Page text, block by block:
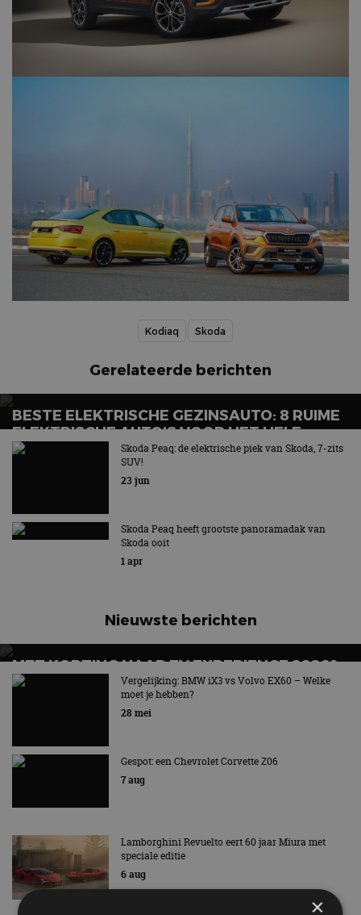
Kodiaq Skoda
Gerelateerde berichten
BESTE ELEKTRISCHE GEZINSAUTO: 8 RUIME
ELEKTRISCHE AUTO’S VOOR HET HELE
GEZIN
Wat is de beste elektrische gezinsauto voor grote
Skoda Peaq: de elektrische piek van Skoda, 7-zits
SUV!
23 jun
Skoda Peaq heeft grootste panoramadak van
Skoda ooit
1 apr
Nieuwste berichten
MET KORTING NAAR EV EXPERIENCE 2026?
AUTORAI REGELT HET!
EV Experience 2026 van 24 tot 26 september
Vergelijking: BMW iX3 vs Volvo EX60 – Welke
moet je hebben?
28 mei
Gespot: een Chevrolet Corvette Z06
7 aug
Lamborghini Revuelto eert 60 jaar Miura met
speciale editie
6 aug
×